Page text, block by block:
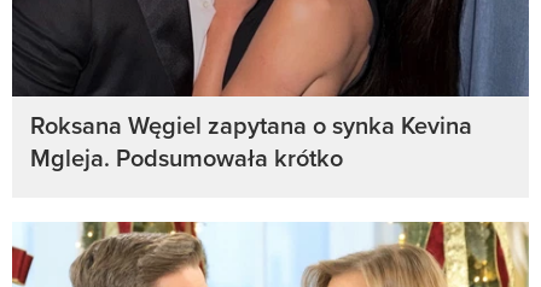
Roksana Węgiel zapytana o synka Kevina
Mgleja. Podsumowała krótko